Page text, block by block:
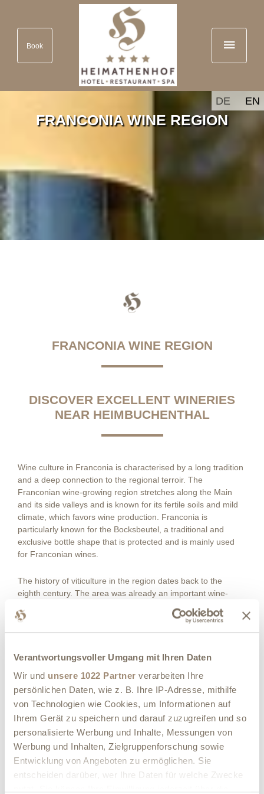
Verantwortungsvoller Umgang mit Ihren Daten
Wir und unsere 1022 Partner verarbeiten Ihre
persönlichen Daten, wie z. B. Ihre IP-Adresse, mithilfe
von Technologien wie Cookies, um Informationen auf
Ihrem Gerät zu speichern und darauf zuzugreifen und so
personalisierte Werbung und Inhalte, Messungen von
Werbung und Inhalten, Zielgruppenforschung sowie
Entwicklung von Angeboten zu ermöglichen. Sie
entscheiden darüber, wer Ihre Daten für welche Zwecke
Book
DE EN
FRANCONIA WINE REGION
FRANCONIA WINE REGION
DISCOVER EXCELLENT WINERIES
NEAR HEIMBUCHENTHAL
Wine culture in Franconia is characterised by a long tradition
and a deep connection to the regional terroir. The
Franconian wine-growing region stretches along the Main
and its side valleys and is known for its fertile soils and mild
climate, which favors wine production. Franconia is
particularly known for the Bocksbeutel, a traditional and
exclusive bottle shape that is protected and is mainly used
for Franconian wines.
The history of viticulture in the region dates back to the
eighth century. The area was already an important wine-
vineyards have steadily expanded. Today, Franconia is the
sixth largest wine region in Germany with an impressive
Silvaner and Müller-Thurgau, but also red wines such as
Franconian wines are not only known for their enjoyment, but
also for the cultural significance that viticulture has for the
region. Wine festivals, wine hiking trails and historic wine-
growing villages offer insights into wine culture and invite
visitors to enjoy the harmony of wine and regional food.